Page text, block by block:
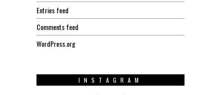
Entries feed
Comments feed
WordPress.org
INSTAGRAM